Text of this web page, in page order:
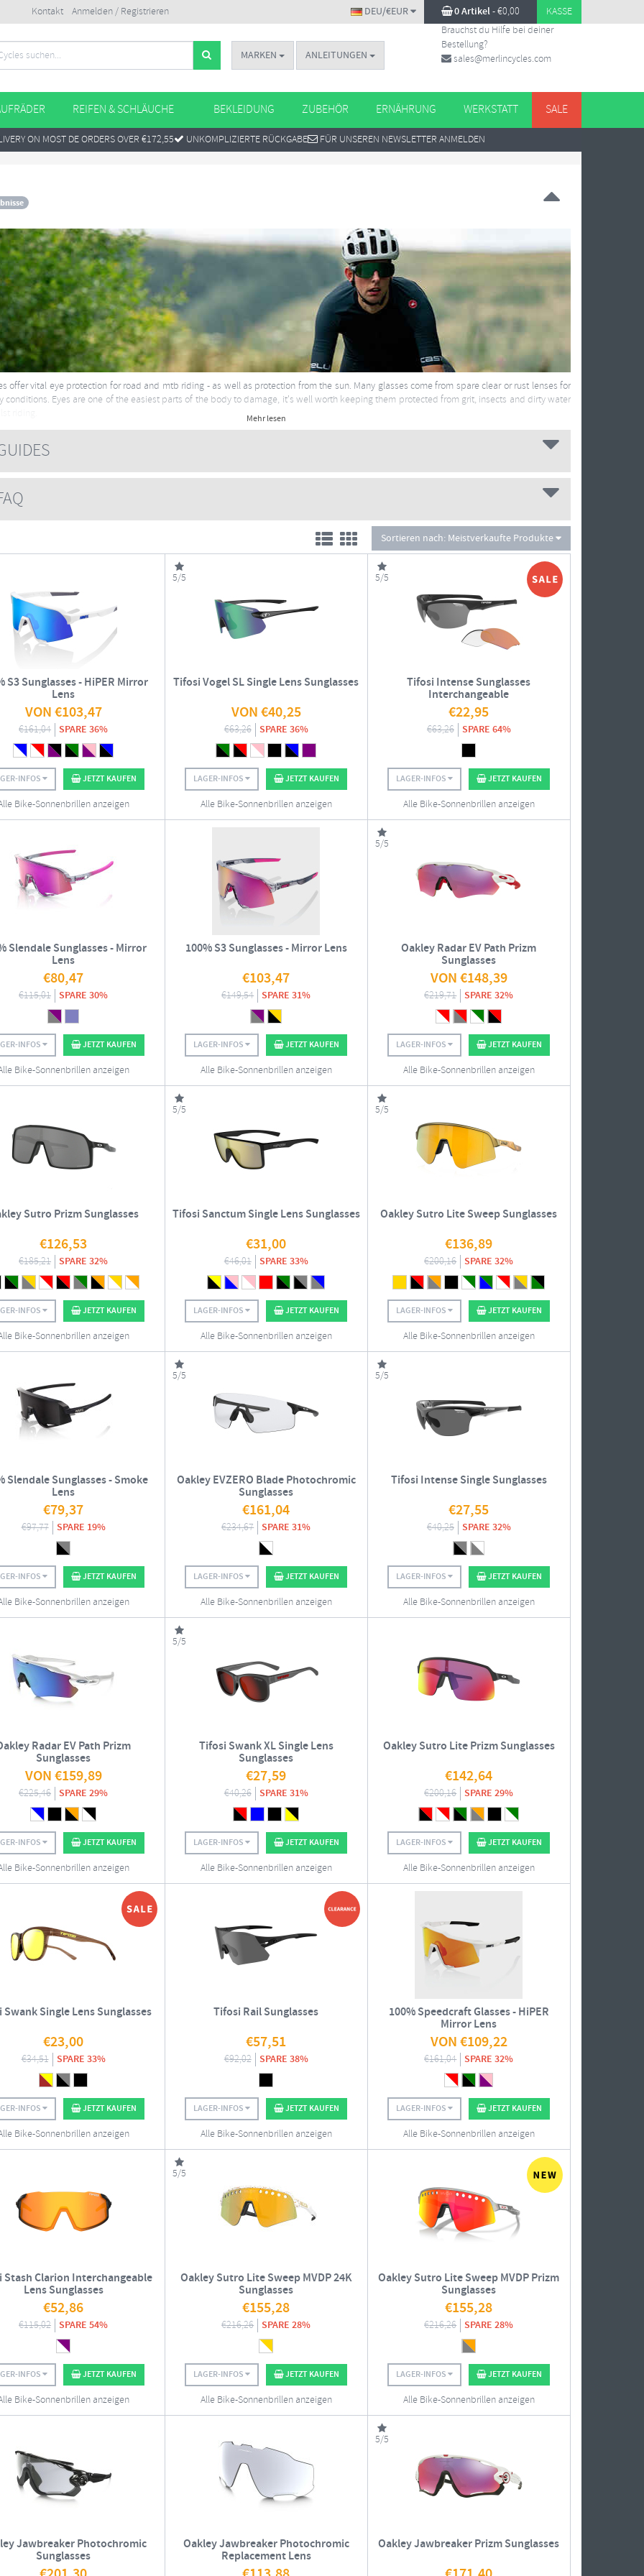
Kontakt Anmelden / Registrieren 0 Artikel-€0,00 KASSE
DEU/€EUR
MARKEN ANLEITUNGEN
Brauchst du Hilfe bei deiner
Bestellung?
sales@merlincycles.com
REIFEN & SCHLÄUCHE BEKLEIDUNG ZUBEHÖR ERNÄHRUNG WERKSTATT SALE
ON MOST DE ORDERS OVER €172,55 UNKOMPLIZIERTE RÜCKGABE FÜR UNSEREN NEWSLETTER ANMELDEN
offer vital eye protection for road and mtb riding - as well as protection from the sun. Many glasses come from spare clear or rust lenses for
conditions. Eyes are one of the easiest parts of the body to damage, it's well worth keeping them protected from grit, insects and dirty water
about sunglasses here
Mehr lesen
Sortieren nach: Meistverkaufte Produkte
S3 Sunglasses - HiPER Mirror
Lens
VON€103,47
€161,04 SPARE 36%
INFOS JETZT KAUFEN
Bike-Sonnenbrillen anzeigen
5/5
Tifosi Vogel SL Single Lens Sunglasses
VON€40,25
€63,26 SPARE 36%
LAGER-INFOS JETZT KAUFEN
Alle Bike-Sonnenbrillen anzeigen
5/5
Tifosi Intense Sunglasses
Interchangeable
€22,95
€63,26 SPARE 64%
LAGER-INFOS JETZT KAUFEN
Alle Bike-Sonnenbrillen anzeigen
Slendale Sunglasses - Mirror
Lens
€80,47
€115,01 SPARE 30%
INFOS JETZT KAUFEN
Bike-Sonnenbrillen anzeigen
100% S3 Sunglasses - Mirror Lens
€103,47
€149,54 SPARE 31%
LAGER-INFOS JETZT KAUFEN
Alle Bike-Sonnenbrillen anzeigen
5/5
Oakley Radar EV Path Prizm
Sunglasses
VON€148,39
€219,71 SPARE 32%
LAGER-INFOS JETZT KAUFEN
Alle Bike-Sonnenbrillen anzeigen
Sutro Prizm Sunglasses
€126,53
€185,21 SPARE 32%
INFOS JETZT KAUFEN
Bike-Sonnenbrillen anzeigen
5/5
Tifosi Sanctum Single Lens Sunglasses
€31,00
€46,01 SPARE 33%
LAGER-INFOS JETZT KAUFEN
Alle Bike-Sonnenbrillen anzeigen
5/5
Oakley Sutro Lite Sweep Sunglasses
€136,89
€200,16 SPARE 32%
LAGER-INFOS JETZT KAUFEN
Alle Bike-Sonnenbrillen anzeigen
Slendale Sunglasses - Smoke
Lens
€79,37
€97,77 SPARE 19%
INFOS JETZT KAUFEN
Bike-Sonnenbrillen anzeigen
5/5
Oakley EVZERO Blade Photochromic
Sunglasses
€161,04
€234,67 SPARE 31%
LAGER-INFOS JETZT KAUFEN
Alle Bike-Sonnenbrillen anzeigen
5/5
Tifosi Intense Single Sunglasses
€27,55
€40,25 SPARE 32%
LAGER-INFOS JETZT KAUFEN
Alle Bike-Sonnenbrillen anzeigen
Radar EV Path Prizm
Sunglasses
VON€159,89
€225,46 SPARE 29%
INFOS JETZT KAUFEN
Bike-Sonnenbrillen anzeigen
5/5
Tifosi Swank XL Single Lens
Sunglasses
€27,59
€40,26 SPARE 31%
LAGER-INFOS JETZT KAUFEN
Alle Bike-Sonnenbrillen anzeigen
Oakley Sutro Lite Prizm Sunglasses
€142,64
€200,16 SPARE 29%
LAGER-INFOS JETZT KAUFEN
Alle Bike-Sonnenbrillen anzeigen
Swank Single Lens Sunglasses
€23,00
€34,51 SPARE 33%
INFOS JETZT KAUFEN
Bike-Sonnenbrillen anzeigen
Tifosi Rail Sunglasses
€57,51
€92,02 SPARE 38%
LAGER-INFOS JETZT KAUFEN
Alle Bike-Sonnenbrillen anzeigen
100% Speedcraft Glasses - HiPER
Mirror Lens
VON€109,22
€161,04 SPARE 32%
LAGER-INFOS JETZT KAUFEN
Alle Bike-Sonnenbrillen anzeigen
Stash Clarion Interchangeable
Lens Sunglasses
€52,86
€115,02 SPARE 54%
INFOS JETZT KAUFEN
Bike-Sonnenbrillen anzeigen
5/5
Oakley Sutro Lite Sweep MVDP 24K
Sunglasses
€155,28
€216,26 SPARE 28%
LAGER-INFOS JETZT KAUFEN
Alle Bike-Sonnenbrillen anzeigen
Oakley Sutro Lite Sweep MVDP Prizm
Sunglasses
€155,28
€216,26 SPARE 28%
LAGER-INFOS JETZT KAUFEN
Alle Bike-Sonnenbrillen anzeigen
Jawbreaker Photochromic
Sunglasses
Oakley Jawbreaker Photochromic
Replacement Lens
5/5
Oakley Jawbreaker Prizm Sunglasses